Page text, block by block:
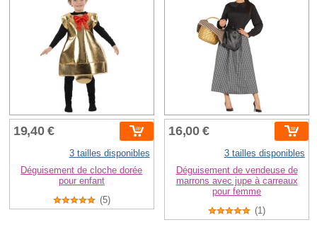
19,40 €
3 tailles disponibles
Déguisement de cloche dorée
pour enfant
(5)
16,00 €
3 tailles disponibles
Déguisement de vendeuse de
marrons avec jupe à carreaux
pour femme
(1)